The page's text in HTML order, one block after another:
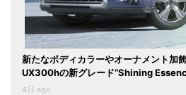
新たなボディカラーやオーナメント加
UX300hの新グレード“Shining
4日 ago